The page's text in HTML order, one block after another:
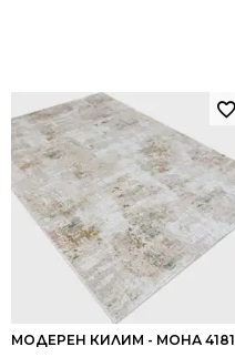
МОДЕРЕН КИЛИМ - МОНА 4181